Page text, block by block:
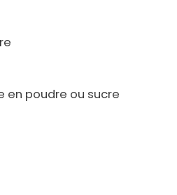
en poudre ou sucre